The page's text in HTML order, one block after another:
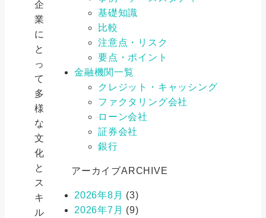
企
業
に
と
っ
て
多
様
な
文
化
と
ス
キ
ル
基礎知識
比較
注意点・リスク
要点・ポイント
金融機関一覧
クレジット・キャッシング
ファクタリング会社
ローン会社
証券会社
銀行
アーカイブARCHIVE
2026年8月 (3)
2026年7月 (9)